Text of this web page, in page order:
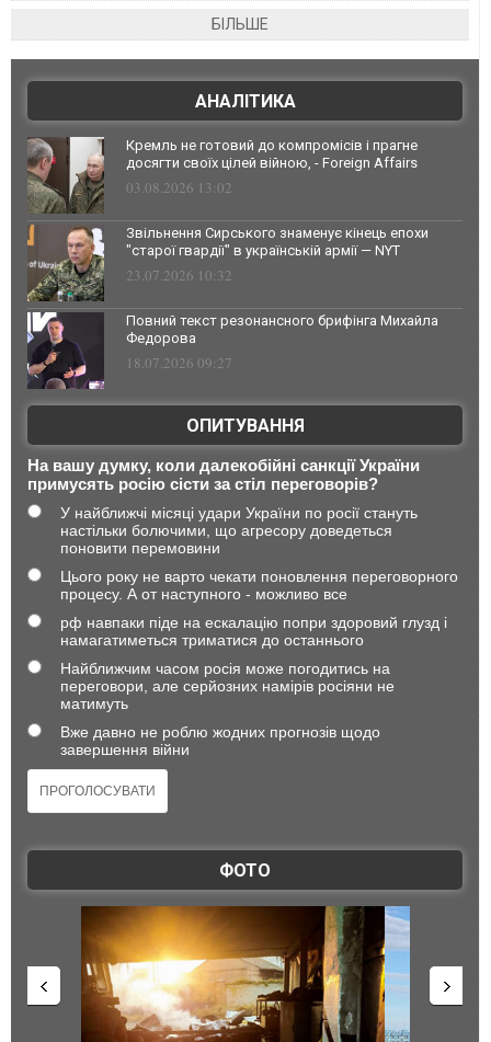
БІЛЬШЕ
АНАЛІТИКА
Кремль не готовий до компромісів і прагне
досягти своїх цілей війною, - Foreign Affairs
03.08.2026 13:02
Звільнення Сирського знаменує кінець епохи
"старої гвардії" в українській армії — NYT
23.07.2026 10:32
Повний текст резонансного брифінга Михайла
Федорова
18.07.2026 09:27
ОПИТУВАННЯ
На вашу думку, коли далекобійні санкції України
примусять росію сісти за стіл переговорів?
У найближчі місяці удари України по росії стануть
настільки болючими, що агресору доведеться
поновити перемовини
Цього року не варто чекати поновлення переговорного
процесу. А от наступного - можливо все
рф навпаки піде на ескалацію попри здоровий глузд і
намагатиметься триматися до останнього
Найближчим часом росія може погодитись на
переговори, але серйозних намірів росіяни не
матимуть
Вже давно не роблю жодних прогнозів щодо
завершення війни
ФОТО